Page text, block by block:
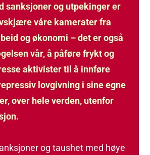
sanksjoner og utpekinger er
våre kamerater fra
og økonomi – det er også
vår, å påføre frykt og
aktivister til å innføre
lovgivning i sine egne
over hele verden, utenfor
og taushet med høye